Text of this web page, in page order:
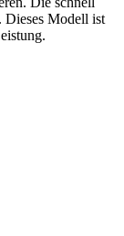
Dieses Modell ist